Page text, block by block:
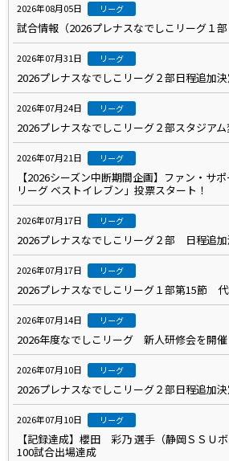
2026年08月05日 リーグ
試合情報（2026プレナスなでしこリーグ１部
2026年07月31日 リーグ
2026プレナスなでしこリーグ２部日程追加
2026年07月24日 リーグ
2026プレナスなでしこリーグ２部スタジア
2026年07月21日 リーグ
【2026シーズン中断期間企画】ファン・サ
リーグ ベストイレブン」投票スタート！
2026年07月17日 リーグ
2026プレナスなでしこリーグ２部 日程追
2026年07月17日 リーグ
2026プレナスなでしこリーグ１部第15節
2026年07月14日 リーグ
2026年度なでしこリーグ 新人研修会を開催
2026年07月10日 リーグ
2026プレナスなでしこリーグ２部日程追加
2026年07月10日 リーグ
【記録達成】櫻田 彩乃 選手（静岡ＳＳＵ
100試合出場達成